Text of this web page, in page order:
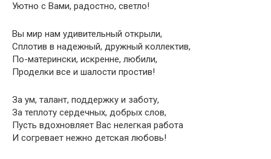
Уютно с Вами, радостно, светло!
Вы мир нам удивительный открыли,
Сплотив в надежный, дружный коллектив,
По-матерински, искренне, любили,
Проделки все и шалости простив!
За ум, талант, поддержку и заботу,
За теплоту сердечных, добрых слов,
Пусть вдохновляет Вас нелегкая работа
И согревает нежно детская любовь!